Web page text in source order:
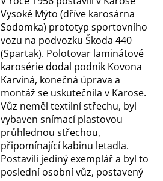
Vysoké Mýto (dříve karosárna
Sodomka) prototyp sportovního
vozu na podvozku Škoda 440
(Spartak). Polotovar laminátové
karosérie dodal podnik Kovona
Karviná, konečná úprava a
montáž se uskutečnila v Karose.
Vůz neměl textilní střechu, byl
vybaven snímací plastovou
průhlednou střechou,
připomínající kabinu letadla.
Postavili jediný exemplář a byl to
poslední osobní vůz, postavený